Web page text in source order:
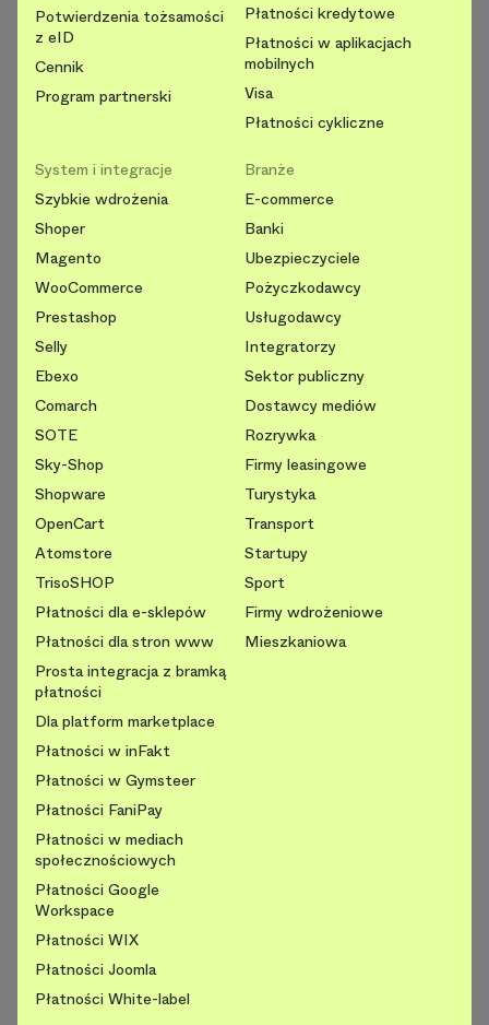
Potwierdzenia tożsamości
z eID
Cennik
Program partnerski
Płatności kredytowe
Płatności w aplikacjach
mobilnych
Visa
Płatności cykliczne
System i integracje
Szybkie wdrożenia
Shoper
Magento
WooCommerce
Prestashop
Selly
Ebexo
Comarch
SOTE
Sky-Shop
Shopware
OpenCart
Atomstore
TrisoSHOP
Płatności dla e-sklepów
Płatności dla stron www
Prosta integracja z bramką
płatności
Dla platform marketplace
Płatności w inFakt
Płatności w Gymsteer
Płatności FaniPay
Płatności w mediach
społecznościowych
Płatności Google
Workspace
Płatności WIX
Płatności Joomla
Płatności White-label
Branże
E-commerce
Banki
Ubezpieczyciele
Pożyczkodawcy
Usługodawcy
Integratorzy
Sektor publiczny
Dostawcy mediów
Rozrywka
Firmy leasingowe
Turystyka
Transport
Startupy
Sport
Firmy wdrożeniowe
Mieszkaniowa